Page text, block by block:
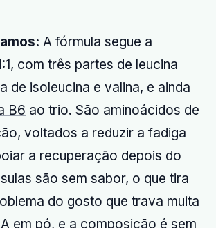
A fórmula segue a
, com três partes de leucina
de isoleucina e valina, e ainda
B6 ao trio. São aminoácidos de
voltados a reduzir a fadiga
a recuperação depois do
são sem sabor, o que tira
do gosto que trava muita
em pó, e a composição é sem